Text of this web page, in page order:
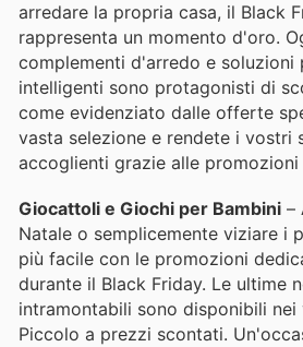
arredare la propria casa, il Black
rappresenta un momento d'oro.
complementi d'arredo e soluzioni
intelligenti sono protagonisti di
come evidenziato dalle offerte
vasta selezione e rendete i vostri
accoglienti grazie alle promozioni
Giocattoli e Giochi per Bambini –
Natale o semplicemente viziare i
più facile con le promozioni
durante il Black Friday. Le ultime
intramontabili sono disponibili
Piccolo a prezzi scontati.